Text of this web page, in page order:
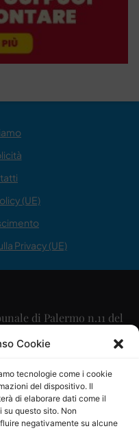
Cookie
tecnologie come i cookie
del dispositivo. Il
di elaborare dati come il
questo sito. Non
negativamente su alcune
(UE)
Privacy (UE)
di Palermo n.11 del
Scaglione
Calabrese